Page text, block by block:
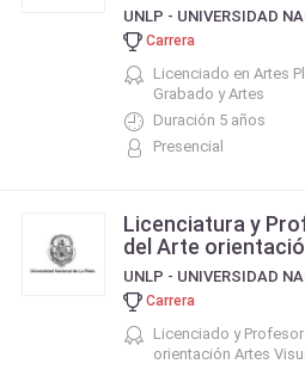
Carrera
Licenciado en Artes
Grabado y Artes
Duración 5 años
Presencial
Licenciatura y
del Arte
Carrera
Licenciado y
orientación Artes